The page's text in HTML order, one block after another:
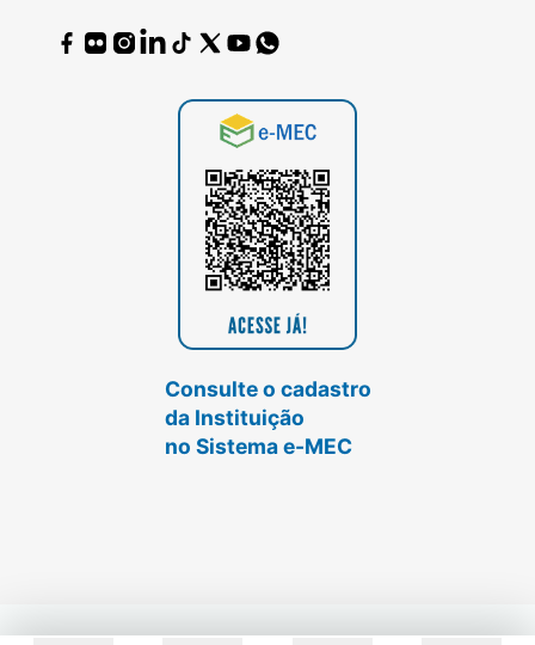
Consulte o cadastro
da Instituição
no Sistema e-MEC